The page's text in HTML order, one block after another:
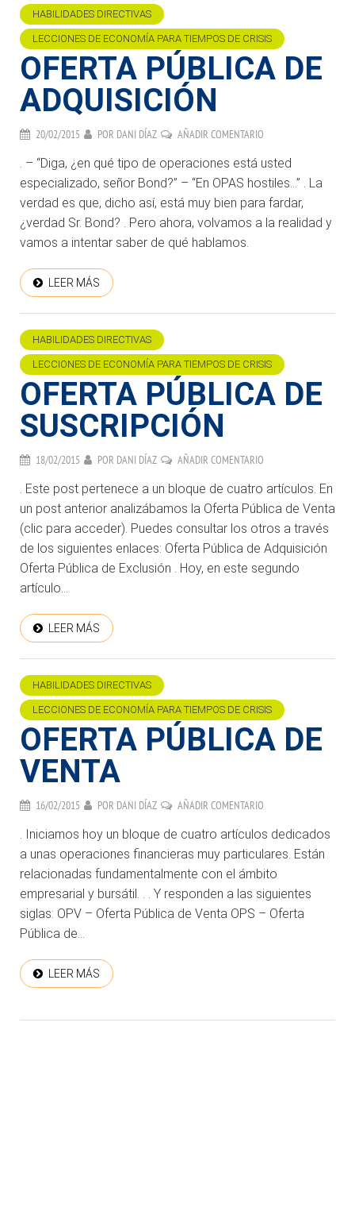
HABILIDADES DIRECTIVAS
LECCIONES DE ECONOMÍA PARA TIEMPOS DE CRISIS
OFERTA PÚBLICA DE
ADQUISICIÓN
20/02/2015 POR DANI DÍAZ AÑADIR COMENTARIO
. – “Diga, ¿en qué tipo de operaciones está usted
especializado, señor Bond?” – “En OPAS hostiles…” . La
verdad es que, dicho así, está muy bien para fardar,
¿verdad Sr. Bond? . Pero ahora, volvamos a la realidad y
vamos a intentar saber de qué hablamos.
LEER MÁS
HABILIDADES DIRECTIVAS
LECCIONES DE ECONOMÍA PARA TIEMPOS DE CRISIS
OFERTA PÚBLICA DE
SUSCRIPCIÓN
18/02/2015 POR DANI DÍAZ AÑADIR COMENTARIO
. Este post pertenece a un bloque de cuatro artículos. En
un post anterior analizábamos la Oferta Pública de Venta
(clic para acceder). Puedes consultar los otros a través
de los siguientes enlaces: Oferta Pública de Adquisición
Oferta Pública de Exclusión . Hoy, en este segundo
artículo...
LEER MÁS
HABILIDADES DIRECTIVAS
LECCIONES DE ECONOMÍA PARA TIEMPOS DE CRISIS
OFERTA PÚBLICA DE
VENTA
16/02/2015 POR DANI DÍAZ AÑADIR COMENTARIO
. Iniciamos hoy un bloque de cuatro artículos dedicados
a unas operaciones financieras muy particulares. Están
relacionadas fundamentalmente con el ámbito
empresarial y bursátil. . . Y responden a las siguientes
siglas: OPV – Oferta Pública de Venta OPS – Oferta
Pública de...
LEER MÁS